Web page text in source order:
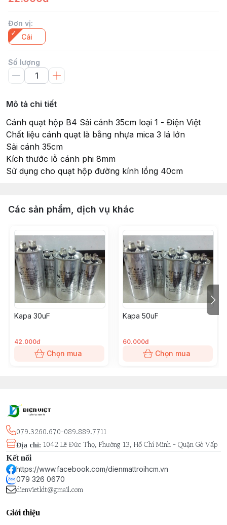
Đơn vị:
Cái
Số lượng
Mô tả chi tiết
Cánh quạt hộp B4 Sải cánh 35cm loại 1 - Điện Việt
Chất liệu cánh quạt là bằng nhựa mica 3 lá lớn
Sải cánh 35cm
Kích thước lỗ cánh phi 8mm
Sử dụng cho quạt hộp đường kính lồng 40cm
Các sản phẩm, dịch vụ khác
Kapa 30uF
42.000đ
Chọn mua
Kapa 50uF
60.000đ
Chọn mua
079.3260.670-089.889.7711
Địa chỉ: 1042 Lê Đức Thọ, Phường 13, Hồ Chí Minh - Quận Gò Vấp
Kết nối
https://www.facebook.com/dienmattroihcm.vn
079 326 0670
dienvietldt@gmail.com
Giới thiệu